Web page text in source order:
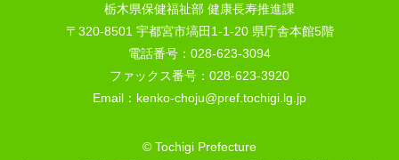
栃木県保健福祉部 健康長寿推進課
〒320-8501 宇都宮市塙田1-1-20 県庁舎本館5階
電話番号：028-623-3094
ファックス番号：028-623-3920
Email：kenko-choju@pref.tochigi.lg.jp
© Tochigi Prefecture